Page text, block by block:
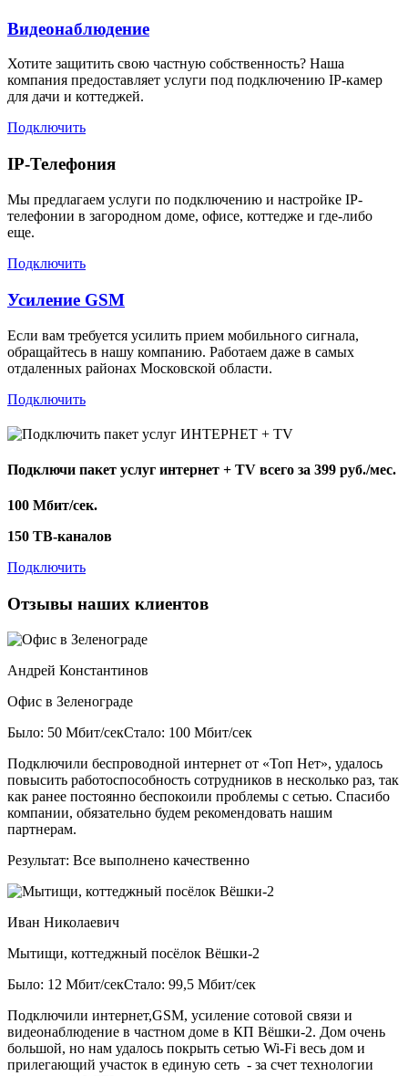
Видеонаблюдение
Хотите защитить свою частную собственность? Наша
компания предоставляет услуги под подключению IP-камер
для дачи и коттеджей.
Подключить
IP-Телефония
Мы предлагаем услуги по подключению и настройке IP-
телефонии в загородном доме, офисе, коттедже и где-либо
еще.
Подключить
Усиление GSM
Если вам требуется усилить прием мобильного сигнала,
обращайтесь в нашу компанию. Работаем даже в самых
отдаленных районах Московской области.
Подключить
Подключи пакет услуг интернет + TV всего за 399 руб./мес.
100 Мбит/сек.
150 ТВ-каналов
Подключить
Отзывы наших клиентов
Андрей Константинов
Офис в Зеленограде
Было: 50 Мбит/секСтало: 100 Мбит/сек
Подключили беспроводной интернет от «Топ Нет», удалось
повысить работоспособность сотрудников в несколько раз, так
как ранее постоянно беспокоили проблемы с сетью. Спасибо
компании, обязательно будем рекомендовать нашим
партнерам.
Результат: Все выполнено качественно
Иван Николаевич
Мытищи, коттеджный посёлок Вёшки-2
Было: 12 Мбит/секСтало: 99,5 Мбит/сек
Подключили интернет,GSM, усиление сотовой связи и
видеонаблюдение в частном доме в КП Вёшки-2. Дом очень
большой, но нам удалось покрыть сетью Wi-Fi весь дом и
прилегающий участок в единую сеть - за счет технологии